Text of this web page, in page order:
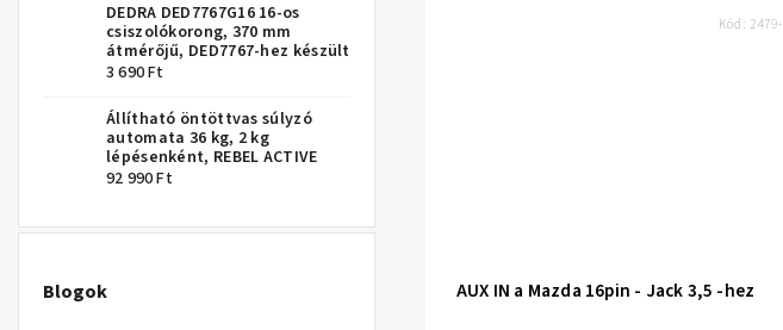
DEDRA DED7767G16 16-os
csiszolókorong, 370 mm
átmérőjű, DED7767-hez készült
3 690 Ft
Állítható öntöttvas súlyzó
automata 36 kg, 2 kg
lépésenként, REBEL ACTIVE
92 990 Ft
Blogok AUX IN a Mazda 16pin - Jack 3,5 -hez
Kód: 2479-